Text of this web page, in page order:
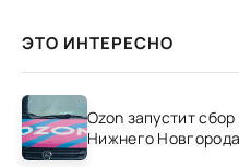
ЭТО ИНТЕРЕСНО
Ozon запустит
Нижнего